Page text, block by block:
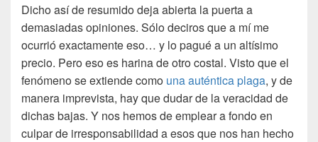
Dicho así de resumido deja abierta la puerta a
demasiadas opiniones. Sólo deciros que a mí me
ocurrió exactamente eso… y lo pagué a un altísimo
precio. Pero eso es harina de otro costal. Visto que el
fenómeno se extiende como una auténtica plaga, y de
manera imprevista, hay que dudar de la veracidad de
dichas bajas. Y nos hemos de emplear a fondo en
culpar de irresponsabilidad a esos que nos han hecho